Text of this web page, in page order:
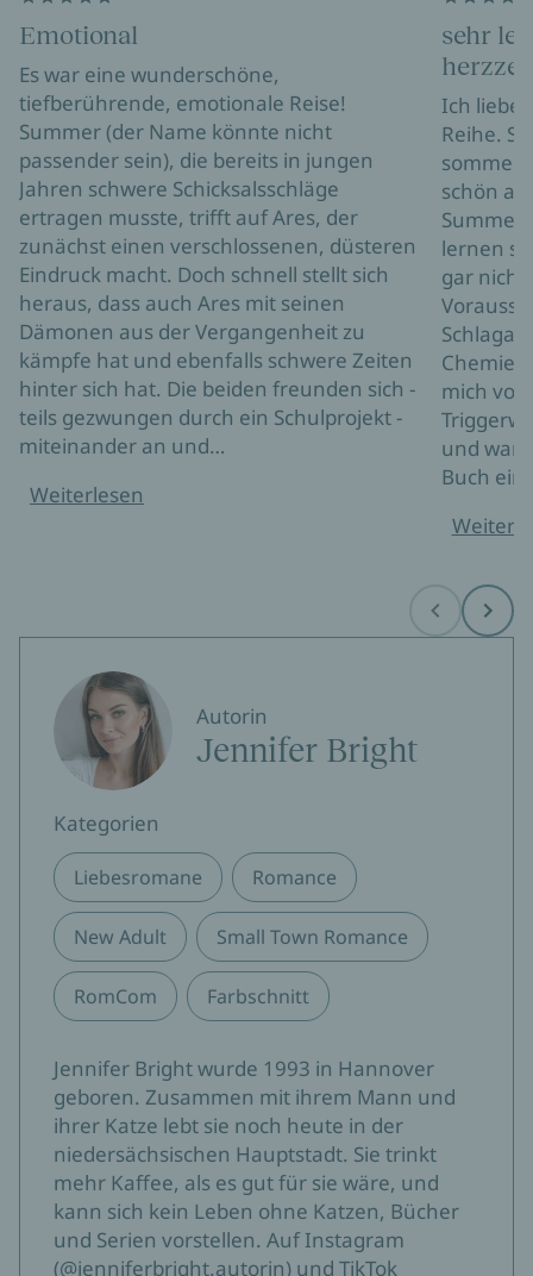
Emotional
Es war eine wunderschöne,
tiefberührende, emotionale Reise!
Summer (der Name könnte nicht
passender sein), die bereits in jungen
Jahren schwere Schicksalsschläge
ertragen musste, trifft auf Ares, der
zunächst einen verschlossenen, düsteren
Eindruck macht. Doch schnell stellt sich
heraus, dass auch Ares mit seinen
Dämonen aus der Vergangenheit zu
kämpfe hat und ebenfalls schwere Zeiten
hinter sich hat. Die beiden freunden sich -
teils gezwungen durch ein Schulprojekt -
miteinander an und…
Weiterlesen
sehr
Ich liebe
Reihe.
schön
Summer
lernen
gar nicht
Chemie
mich
und war
Buch
Before Next
Autorin
Jennifer Bright
Kategorien
Liebesromane Romance
New Adult Small Town Romance
RomCom Farbschnitt
Jennifer Bright wurde 1993 in Hannover
geboren. Zusammen mit ihrem Mann und
ihrer Katze lebt sie noch heute in der
niedersächsischen Hauptstadt. Sie trinkt
mehr Kaffee, als es gut für sie wäre, und
kann sich kein Leben ohne Katzen, Bücher
und Serien vorstellen. Auf Instagram
(@jenniferbright.autorin) und TikTok